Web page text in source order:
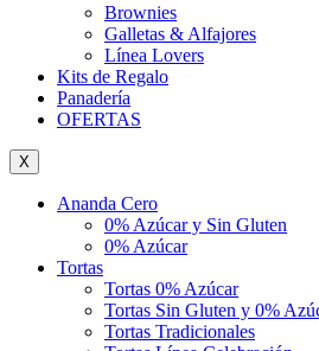
Brownies
Galletas & Alfajores
Línea Lovers
Kits de Regalo
Panadería
OFERTAS
X
Ananda Cero
0% Azúcar y Sin Gluten
0% Azúcar
Tortas
Tortas 0% Azúcar
Tortas Sin Gluten y 0%
Tortas Tradicionales